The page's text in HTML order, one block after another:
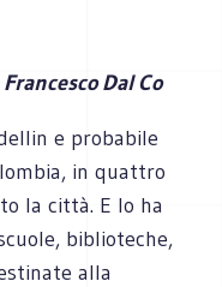
Dal Co
e probabile
in quattro
la città. E lo ha
biblioteche,
alla